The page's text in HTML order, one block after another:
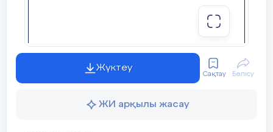
Жүктеу
Сақтау Бөлісу
ЖИ арқылы жасау